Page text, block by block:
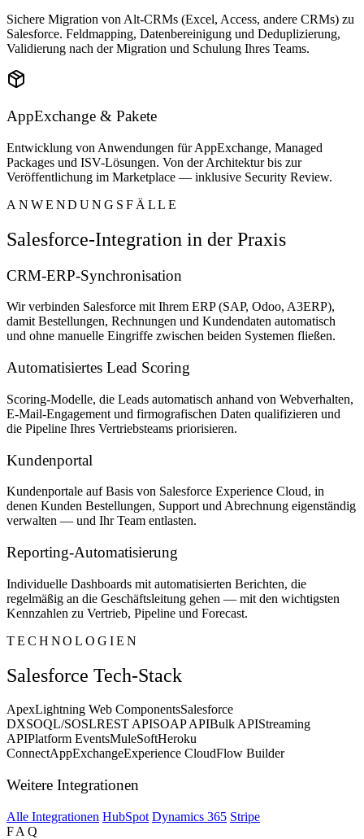
Sichere Migration von Alt-CRMs (Excel, Access, andere CRMs) zu
Salesforce. Feldmapping, Datenbereinigung und Deduplizierung,
Validierung nach der Migration und Schulung Ihres Teams.
AppExchange & Pakete
Entwicklung von Anwendungen für AppExchange, Managed
Packages und ISV-Lösungen. Von der Architektur bis zur
Veröffentlichung im Marketplace — inklusive Security Review.
ANWENDUNGSFÄLLE
Salesforce-Integration in der Praxis
CRM-ERP-Synchronisation
Wir verbinden Salesforce mit Ihrem ERP (SAP, Odoo, A3ERP),
damit Bestellungen, Rechnungen und Kundendaten automatisch
und ohne manuelle Eingriffe zwischen beiden Systemen fließen.
Automatisiertes Lead Scoring
Scoring-Modelle, die Leads automatisch anhand von Webverhalten,
E-Mail-Engagement und firmografischen Daten qualifizieren und
die Pipeline Ihres Vertriebsteams priorisieren.
Kundenportal
Kundenportale auf Basis von Salesforce Experience Cloud, in
denen Kunden Bestellungen, Support und Abrechnung eigenständig
verwalten — und Ihr Team entlasten.
Reporting-Automatisierung
Individuelle Dashboards mit automatisierten Berichten, die
regelmäßig an die Geschäftsleitung gehen — mit den wichtigsten
Kennzahlen zu Vertrieb, Pipeline und Forecast.
TECHNOLOGIEN
Salesforce Tech-Stack
ApexLightning Web ComponentsSalesforce
DXSOQL/SOSLREST APISOAP APIBulk APIStreaming
APIPlatform EventsMuleSoftHeroku
ConnectAppExchangeExperience CloudFlow Builder
Weitere Integrationen
Alle Integrationen HubSpot Dynamics 365 Stripe
FAQ